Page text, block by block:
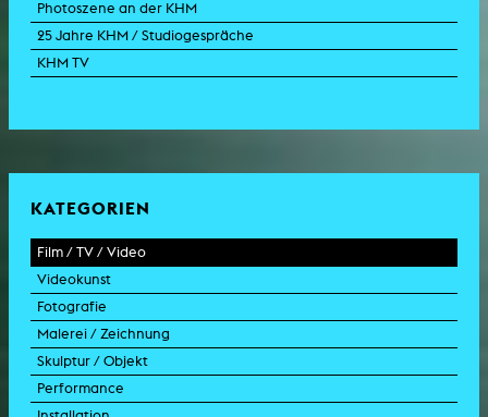
Photoszene an der KHM
25 Jahre KHM / Studiogespräche
KHM TV
KATEGORIEN
Film / TV / Video
Spielfilm
Dokumentarfilm
Doku-Drama
Animation
Experimentalfilm
Videokunst
Experimentalfilm
Videoarbeit
Videoperformance
Videoinstallation
Fotografie
Fotoarbeit
Dokumentarfotografie
Fotoinstallation
Malerei / Zeichnung
Malerei
Zeichnung
Skulptur / Objekt
Skulptur
Performance